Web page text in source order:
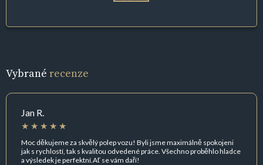
Vybrané recenze
Jan R.
Moc děkujeme za skvělý polep vozu! Byli jsme maximálně spokojeni
jak s rychlostí, tak s kvalitou odvedené práce. Všechno proběhlo hladce
a výsledek je perfektní.Ať se vám daří!